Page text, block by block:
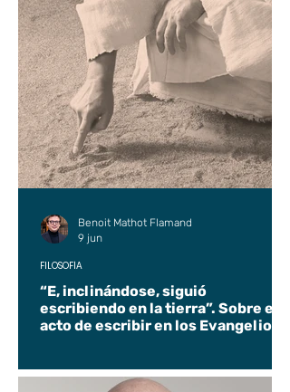
“E, inclinándose, siguió
escribiendo en la tierra”. Sobre el
acto de escribir en los Evangelios.
FILOSOFÍA
Benoit Mathot Flamand
9 jun